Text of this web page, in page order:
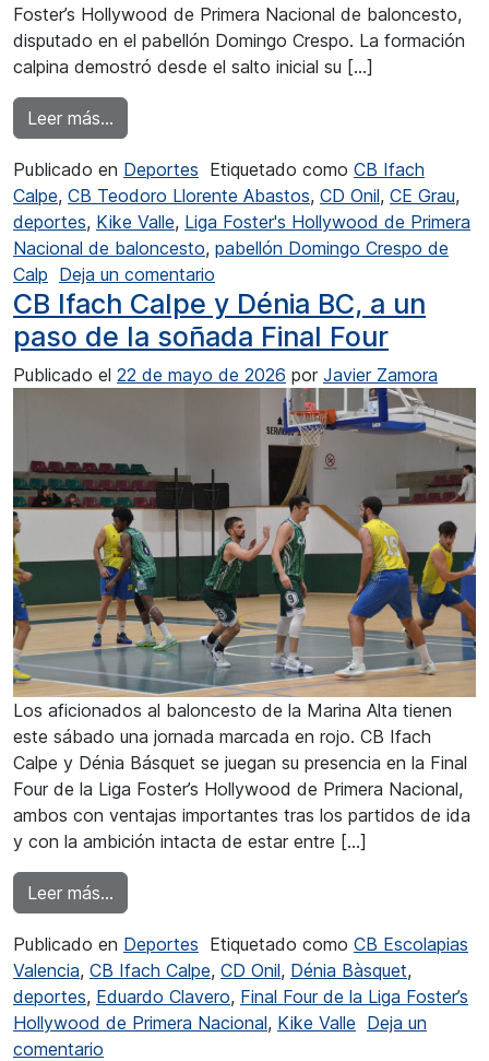
Foster’s Hollywood de Primera Nacional de baloncesto,
disputado en el pabellón Domingo Crespo. La formación
calpina demostró desde el salto inicial su […]
Leer más…
Publicado en Deportes Etiquetado como CB Ifach
Calpe, CB Teodoro Llorente Abastos, CD Onil, CE Grau,
deportes, Kike Valle, Liga Foster's Hollywood de Primera
Nacional de baloncesto, pabellón Domingo Crespo de
Calp Deja un comentario
CB Ifach Calpe y Dénia BC, a un
paso de la soñada Final Four
Publicado el 22 de mayo de 2026 por Javier Zamora
Los aficionados al baloncesto de la Marina Alta tienen
este sábado una jornada marcada en rojo. CB Ifach
Calpe y Dénia Básquet se juegan su presencia en la Final
Four de la Liga Foster’s Hollywood de Primera Nacional,
ambos con ventajas importantes tras los partidos de ida
y con la ambición intacta de estar entre […]
Leer más…
Publicado en Deportes Etiquetado como CB Escolapias
Valencia, CB Ifach Calpe, CD Onil, Dénia Bàsquet,
deportes, Eduardo Clavero, Final Four de la Liga Foster’s
Hollywood de Primera Nacional, Kike Valle Deja un
comentario